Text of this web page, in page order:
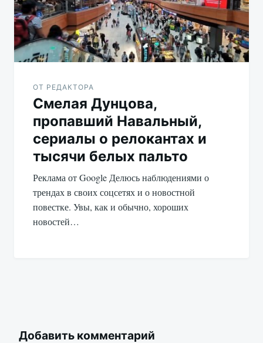
ОТ РЕДАКТОРА
Смелая Дунцова,
пропавший Навальный,
сериалы о релокантах и
тысячи белых пальто
Реклама от Google Делюсь наблюдениями о
трендах в своих соцсетях и о новостной
повестке. Увы, как и обычно, хороших
новостей…
Добавить комментарий